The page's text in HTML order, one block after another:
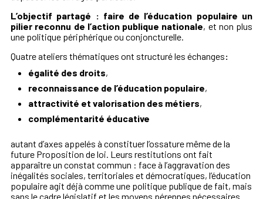
L’objectif partagé : faire de l’éducation populaire un
pilier reconnu de l’action publique nationale, et non plus
une politique périphérique ou conjoncturelle.
Quatre ateliers thématiques ont structuré les échanges:
égalité des droits,
reconnaissance de l’éducation populaire,
attractivité et valorisation des métiers,
complémentarité éducative
autant d’axes appelés à constituer l’ossature même de la
future Proposition de loi . Leurs restitutions ont fait
apparaître un constat commun : face à l’aggravation des
inégalités sociales, territoriales et démocratiques, l’éducation
populaire agit déjà comme une politique publique de fait, mais
sans le cadre législatif et les moyens pérennes nécessaires